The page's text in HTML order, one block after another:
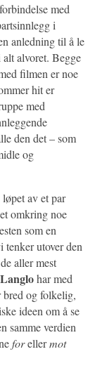
med
i
anledning til å le
alvoret. Begge
filmen er noe
hit er
med
den det – som
og
av et par
omkring noe
som en
utover den
aller mest
har med
bred og folkelig,
ideen om å se
samme verdien
forellermot